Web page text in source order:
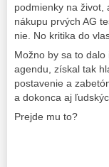
podmienky na
nákupu prvých AG
nie. No kritika do
Možno by sa to
agendu, získal tak
postavenie a
a dokonca aj
Prejde mu to?